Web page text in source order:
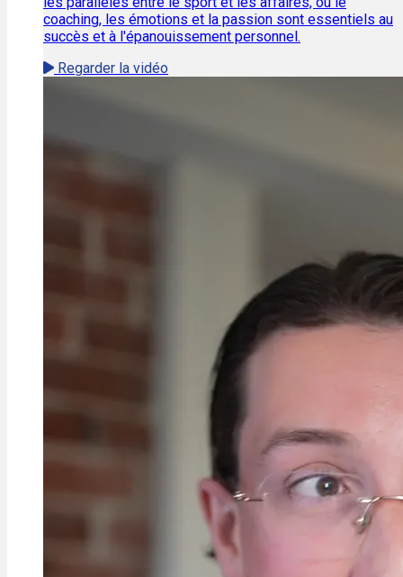
coaching, les émotions et la passion sont essentiels au
succès et à l'épanouissement personnel.
Regarder la vidéo